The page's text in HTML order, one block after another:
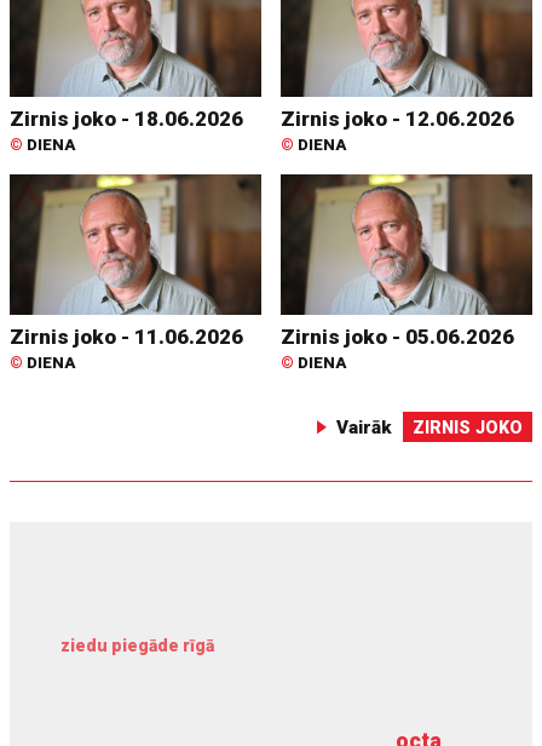
Zirnis joko - 18.06.2026
© DIENA
Zirnis joko - 12.06.2026
© DIENA
Zirnis joko - 11.06.2026
© DIENA
Zirnis joko - 05.06.2026
© DIENA
Vairāk ZIRNIS JOKO
ziedu piegāde rīgā
dziļurbums